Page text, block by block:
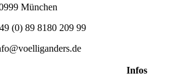
München
(0) 89 8180 209 99
Infos